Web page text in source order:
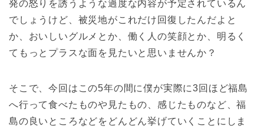
発の怒りを誘うような過度な内容が予定されているん
でしょうけど、被災地がこれだけ回復したんだよと
か、おいしいグルメとか、働く人の笑顔とか、明るく
てもっとプラスな面を見たいと思いませんか？
そこで、今回はこの5年の間に僕が実際に3回ほど福島
へ行って食べたものや見たもの、感じたものなど、福
島の良いところなどをどんどん挙げていくことにしま